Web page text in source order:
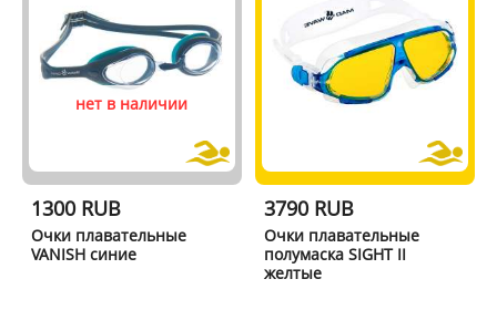
нет в наличии
1300 RUB
Очки плавательные
VANISH синие
3790 RUB
Очки плавательные
полумаска SIGHT II
желтые